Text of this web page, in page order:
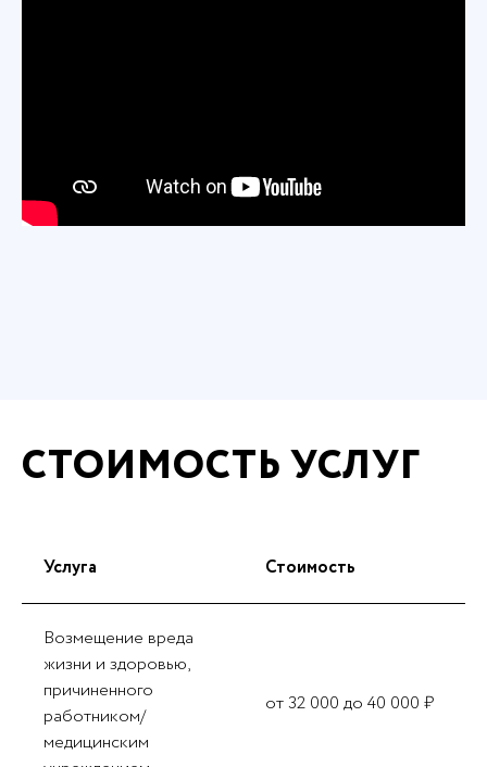
СТОИМОСТЬ УСЛУГ
Услуга Стоимость
Возмещение вреда
жизни и здоровью,
причиненного
работником/
медицинским
от 32 000 до 40 000 ₽